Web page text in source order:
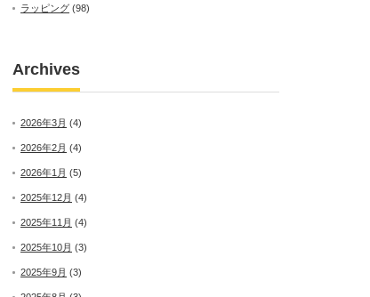
ラッピング (98)
Archives
2026年3月 (4)
2026年2月 (4)
2026年1月 (5)
2025年12月 (4)
2025年11月 (4)
2025年10月 (3)
2025年9月 (3)